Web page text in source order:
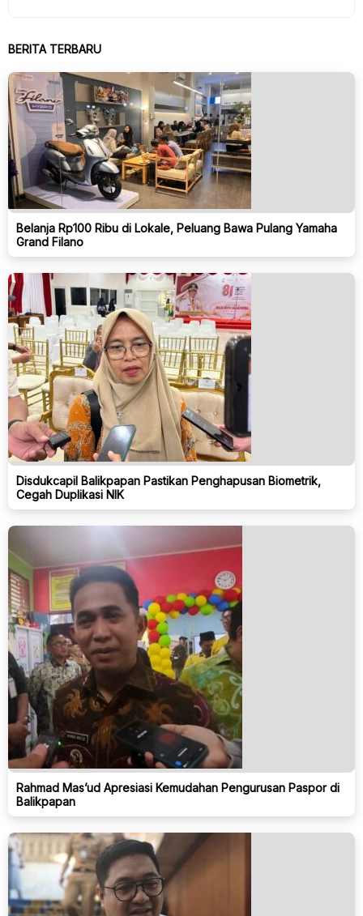
BERITA TERBARU
Belanja Rp100 Ribu di Lokale, Peluang Bawa Pulang Yamaha
Grand Filano
Disdukcapil Balikpapan Pastikan Penghapusan Biometrik,
Cegah Duplikasi NIK
Rahmad Mas’ud Apresiasi Kemudahan Pengurusan Paspor di
Balikpapan